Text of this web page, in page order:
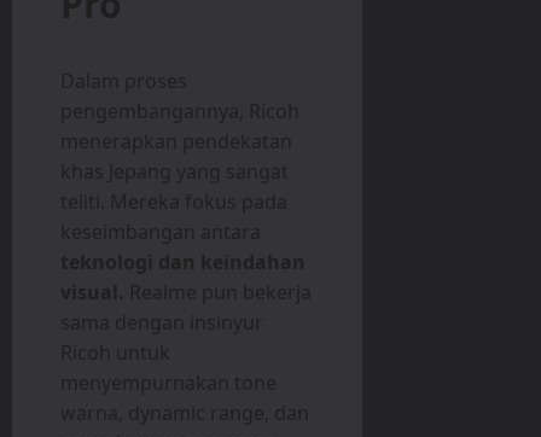
Dalam proses
pengembangannya, Ricoh
menerapkan pendekatan
khas Jepang yang sangat
teliti. Mereka fokus pada
keseimbangan antara
teknologi dan keindahan
visual. Realme pun bekerja
sama dengan insinyur
Ricoh untuk
menyempurnakan tone
warna, dynamic range, dan